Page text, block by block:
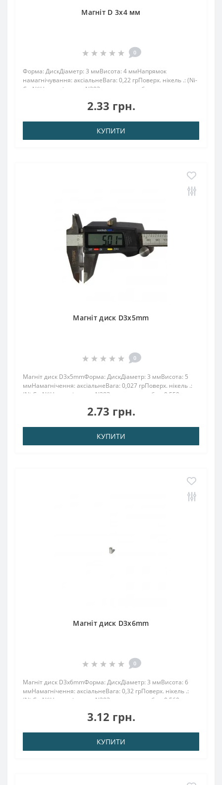
Магніт D 3х4 мм
0
Форма: ДискДіаметр: 3 ммВисота: 4 ммНапрямок
намагнічування: аксіальнеВага: 0,22 грПоверх. нікель .: (Ni-
Cu-Ni)Намагнічення: N38Зчеплення прибл .:
магніт D 3х4 мм має силу зчеплення приблизно д..
2.33 грн.
КУПИТИ
Магніт диск D3x5mm
0
Магніт диск D3x5mmФорма: ДискДіаметр: 3 ммВисота: 5
ммНамагнічення: аксіальнеВага: 0,027 грПоверх. нікель .:
(Ni-Cu-Ni)Намагнічення: N38Зчеплення прибл .: 0.550
D 3х5 мм володіє силою притяг..
2.73 грн.
КУПИТИ
Магніт диск D3x6mm
0
Магніт диск D3x6mmФорма: ДискДіаметр: 3 ммВисота: 6
ммНамагнічення: аксіальнеВага: 0,32 грПоверх. нікель .:
(Ni-Cu-Ni)Намагнічення: N38Зчеплення прибл .: 0.560
циліндричну форму,силу зчеплення 0,560 кг...
3.12 грн.
КУПИТИ